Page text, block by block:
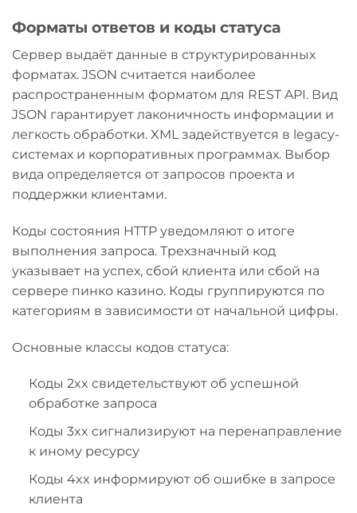
Форматы ответов и коды статуса
Сервер выдаёт данные в структурированных
форматах. JSON считается наиболее
распространенным форматом для REST API. Вид
JSON гарантирует лаконичность информации и
легкость обработки. XML задействуется в legacy-
системах и корпоративных программах. Выбор
вида определяется от запросов проекта и
поддержки клиентами.
Коды состояния HTTP уведомляют о итоге
выполнения запроса. Трехзначный код
указывает на успех, сбой клиента или сбой на
сервере пинко казино. Коды группируются по
категориям в зависимости от начальной цифры.
Основные классы кодов статуса:
Коды 2xx свидетельствуют об успешной
обработке запроса
Коды 3xx сигнализируют на перенаправление
к иному ресурсу
Коды 4xx информируют об ошибке в запросе
клиента